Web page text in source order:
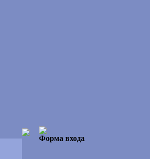
Форма входа